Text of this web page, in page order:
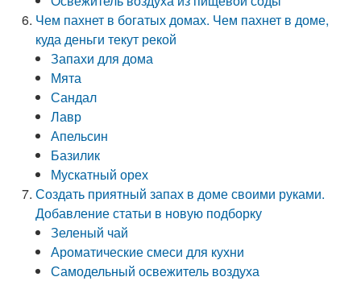
Чем пахнет в богатых домах. Чем пахнет в доме,
куда деньги текут рекой
Запахи для дома
Мята
Сандал
Лавр
Апельсин
Базилик
Мускатный орех
Создать приятный запах в доме своими руками.
Добавление статьи в новую подборку
Зеленый чай
Ароматические смеси для кухни
Самодельный освежитель воздуха